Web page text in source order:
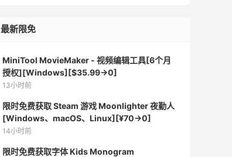
最新限免
MiniTool MovieMaker - 视频编辑工具[6个月
授权][Windows][$35.99→0]
13小时前
限时免费获取 Steam 游戏 Moonlighter 夜勤人
[Windows、macOS、Linux][¥70→0]
14小时前
限时免费获取字体 Kids Monogram